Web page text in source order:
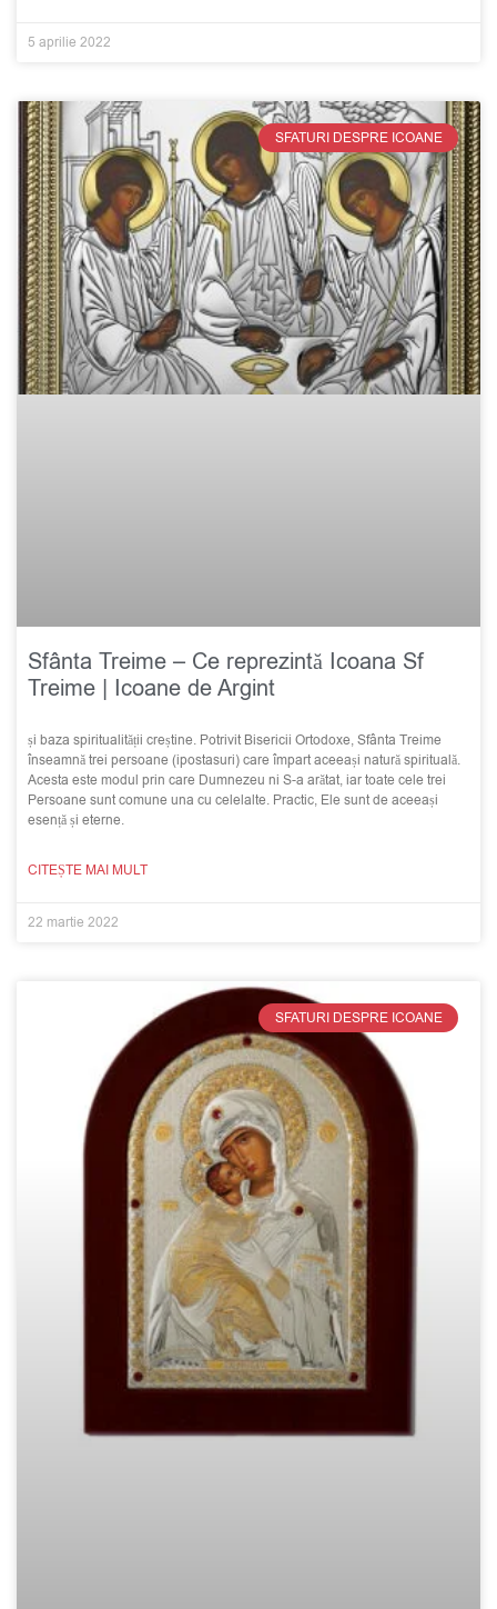
5 aprilie 2022
SFATURI DESPRE ICOANE
Sfânta Treime – Ce reprezintă Icoana Sf
Treime | Icoane de Argint
și baza spiritualității creștine. Potrivit Bisericii Ortodoxe, Sfânta Treime
înseamnă trei persoane (ipostasuri) care împart aceeași natură spirituală.
Acesta este modul prin care Dumnezeu ni S-a arătat, iar toate cele trei
Persoane sunt comune una cu celelalte. Practic, Ele sunt de aceeași
esență și eterne.
CITEȘTE MAI MULT
22 martie 2022
SFATURI DESPRE ICOANE